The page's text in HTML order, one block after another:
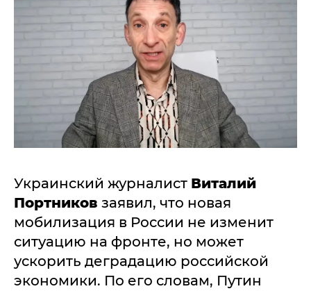
Украинский журналист Виталий
Портников заявил, что новая
мобилизация в России не изменит
ситуацию на фронте, но может
ускорить деградацию российской
экономики. По его словам, Путин